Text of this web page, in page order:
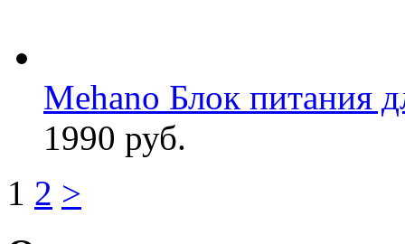
Mehano Блок питания
1990 руб.
1 2 >